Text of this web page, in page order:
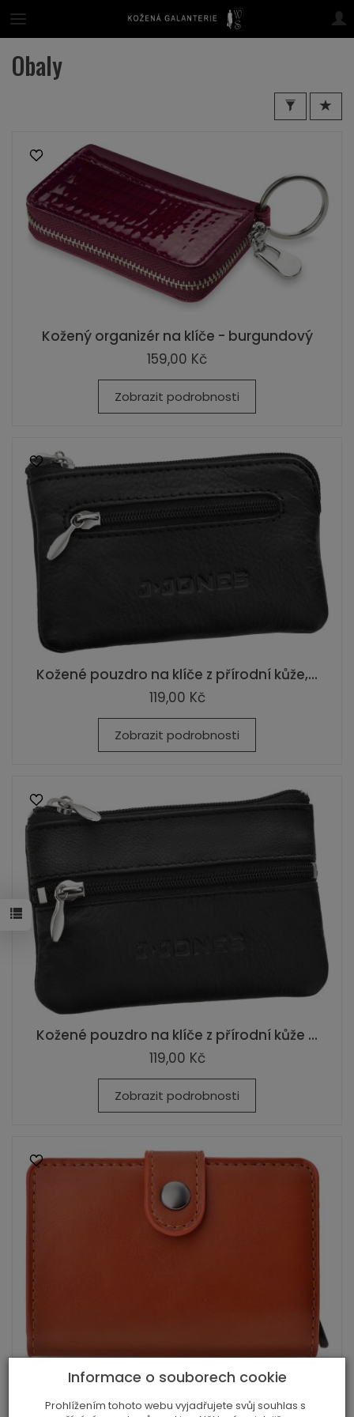
Obaly
Kožený organizér na klíče - burgundový
159,00 Kč
Zobrazit podrobnosti
Kožené pouzdro na klíče z přírodní kůže,...
119,00 Kč
Zobrazit podrobnosti
Kožené pouzdro na klíče z přírodní kůže ...
119,00 Kč
Zobrazit podrobnosti
pen...
Informace o souborech cookie
Prohlížením tohoto webu vyjadřujete svůj souhlas s